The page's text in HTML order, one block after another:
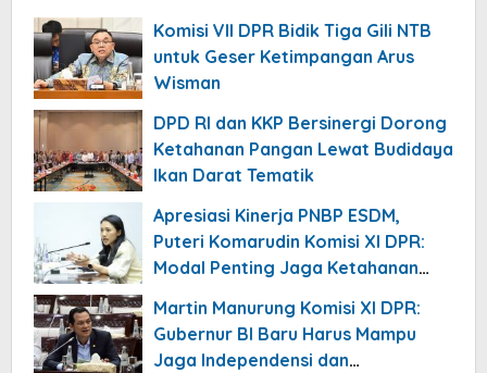
Komisi VII DPR Bidik Tiga Gili NTB
untuk Geser Ketimpangan Arus
Wisman
DPD RI dan KKP Bersinergi Dorong
Ketahanan Pangan Lewat Budidaya
Ikan Darat Tematik
Apresiasi Kinerja PNBP ESDM,
Puteri Komarudin Komisi XI DPR:
Modal Penting Jaga Ketahanan
Martin Manurung Komisi XI DPR:
Gubernur BI Baru Harus Mampu
Jaga Independensi dan